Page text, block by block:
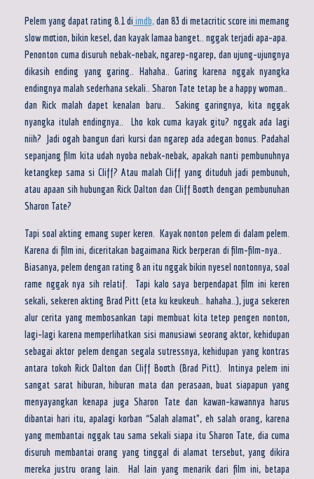
Pelem yang dapat rating 8.1 di imdb,dan 83 di metacritic score ini memang
slow motion, bikin kesel, dan kayak lamaa banget.. nggak terjadi apa-apa.
Penonton cuma disuruh nebak-nebak, ngarep-ngarep, dan ujung-ujungnya
dikasih ending yang garing.. Hahaha.. Garing karena nggak nyangka
endingnya malah sederhana sekali.. Sharon Tate tetap be a happy woman..
dan Rick malah dapet kenalan baru.. Saking garingnya, kita nggak
nyangka itulah endingnya.. Lho kok cuma kayak gitu? nggak ada lagi
niih? Jadi ogah bangun dari kursi dan ngarep ada adegan bonus. Padahal
sepanjang film kita udah nyoba nebak-nebak, apakah nanti pembunuhnya
ketangkep sama si Cliff? Atau malah Cliff yang dituduh jadi pembunuh,
atau apaan sih hubungan Rick Dalton dan Cliff Booth dengan pembunuhan
Sharon Tate?
Tapi soal akting emang super keren. Kayak nonton pelem di dalam pelem.
Karena di film ini, diceritakan bagaimana Rick berperan di film-film-nya..
Biasanya, pelem dengan rating 8 an itu nggak bikin nyesel nontonnya, soal
rame nggak nya sih relatif. Tapi kalo saya berpendapat film ini keren
sekali, sekeren akting Brad Pitt (eta ku keukeuh.. hahaha..), juga sekeren
alur cerita yang membosankan tapi membuat kita tetep pengen nonton,
lagi-lagi karena memperlihatkan sisi manusiawi seorang aktor, kehidupan
sebagai aktor pelem dengan segala sutressnya, kehidupan yang kontras
antara tokoh Rick Dalton dan Cliff Booth (Brad Pitt). Intinya pelem ini
sangat sarat hiburan, hiburan mata dan perasaan, buat siapapun yang
menyayangkan kenapa juga Sharon Tate dan kawan-kawannya harus
dibantai hari itu, apalagi korban “Salah alamat”, eh salah orang, karena
yang membantai nggak tau sama sekali siapa itu Sharon Tate, dia cuma
disuruh membantai orang yang tinggal di alamat tersebut, yang dikira
mereka justru orang lain. Hal lain yang menarik dari film ini, betapa